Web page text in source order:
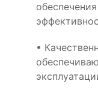
•